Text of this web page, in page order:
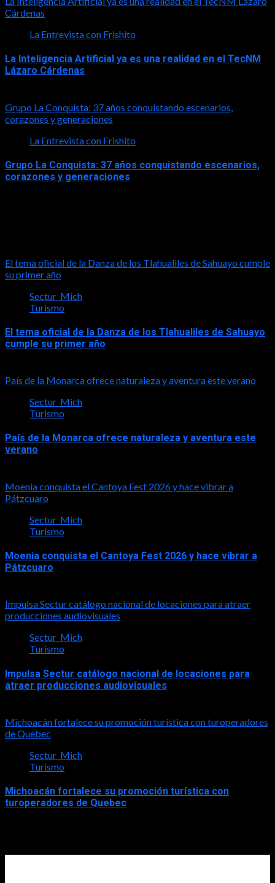
Cárdenas
La Entrevista con Frishito
La Inteligencia Artificial ya es una realidad en el TecNM
Lázaro Cárdenas
Grupo La Conquista: 37 años conquistando escenarios,
corazones y generaciones
La Entrevista con Frishito
Grupo La Conquista: 37 años conquistando escenarios,
corazones y generaciones
El tema oficial de la Danza de los Tlahualiles de Sahuayo cumple
su primer año
Sectur_Mich
Turismo
El tema oficial de la Danza de los Tlahualiles de Sahuayo
cumple su primer año
País de la Monarca ofrece naturaleza y aventura este verano
Sectur_Mich
Turismo
País de la Monarca ofrece naturaleza y aventura este
verano
Moenia conquista el Cantoya Fest 2026 y hace vibrar a
Pátzcuaro
Sectur_Mich
Turismo
Moenia conquista el Cantoya Fest 2026 y hace vibrar a
Pátzcuaro
Impulsa Sectur catálogo nacional de locaciones para atraer
producciones audiovisuales
Sectur_Mich
Turismo
Impulsa Sectur catálogo nacional de locaciones para
atraer producciones audiovisuales
Michoacán fortalece su promoción turística con turoperadores
de Quebec
Sectur_Mich
Turismo
Michoacán fortalece su promoción turística con
turoperadores de Quebec